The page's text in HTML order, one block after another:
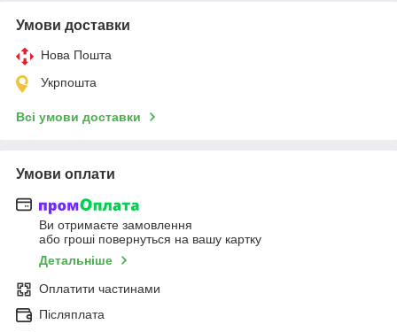
Умови доставки
Нова Пошта
Укрпошта
Всі умови доставки
Умови оплати
Ви отримаєте замовлення
або гроші повернуться на вашу картку
Детальніше
Оплатити частинами
Післяплата